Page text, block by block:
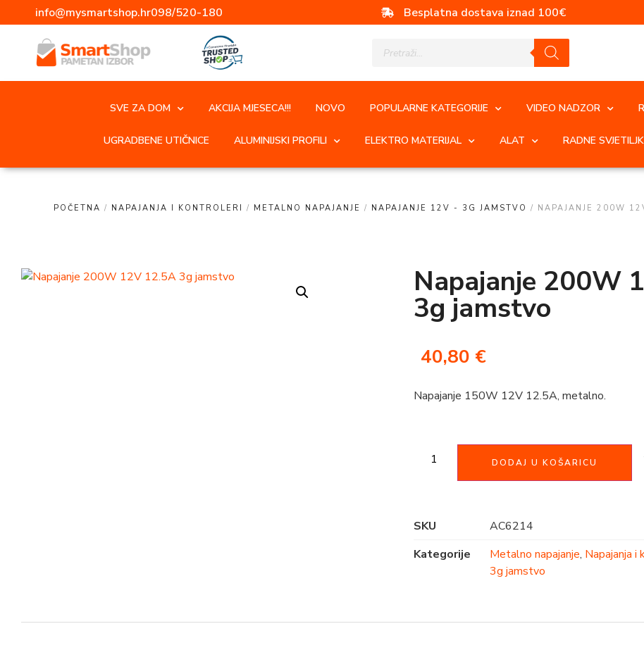
info@mysmartshop.hr098/520-180 Besplatna dostava iznad 100€
SVE ZA DOM AKCIJA MJESECA!!! NOVO POPULARNE KATEGORIJE VIDEO NADZOR
UGRADBENE UTIČNICE ALUMINIJSKI PROFILI ELEKTRO MATERIJAL ALAT RADNE
POČETNA / NAPAJANJA I KONTROLERI / METALNO NAPAJANJE / NAPAJANJE 12V - 3G JAMSTVO / NAPAJANJE 200W
Napajanje 200W
3g jamstvo
40,80 €
Napajanje 150W 12V 12.5A, metalno.
DODAJ U KOŠARICU
SKU
AC6214
Kategorije
Metalno napajanje, Napajanja i
3g jamstvo